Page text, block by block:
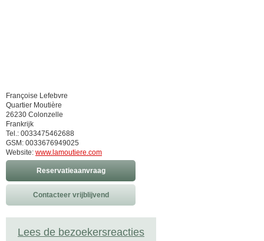
Françoise Lefebvre
Quartier Moutière
26230 Colonzelle
Frankrijk
Tel.: 0033475462688
GSM: 0033676949025
Website: www.lamoutiere.com
Reservatieaanvraag
Contacteer vrijblijvend
Lees de bezoekersreacties